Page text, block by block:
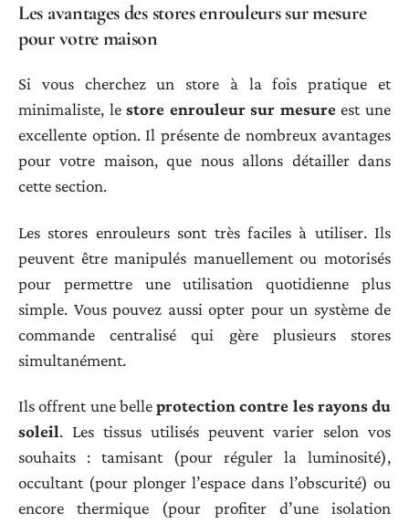
Les avantages des stores enrouleurs sur mesure
pour votre maison
Si vous cherchez un store à la fois pratique et
minimaliste, lestore enrouleur sur mesureest une
excellente option. Il présente de nombreux avantages
pour votre maison, que nous allons détailler dans
cette section.
Les stores enrouleurs sont très faciles à utiliser. Ils
peuvent être manipulés manuellement ou motorisés
pour permettre une utilisation quotidienne plus
simple. Vous pouvez aussi opter pour un système de
commande centralisé qui gère plusieurs stores
simultanément.
Ils offrent une belleprotection contre les rayons du
soleil. Les tissus utilisés peuvent varier selon vos
souhaits : tamisant (pour réguler la luminosité),
occultant (pour plonger l’espace dans l’obscurité) ou
encore thermique (pour profiter d’une isolation